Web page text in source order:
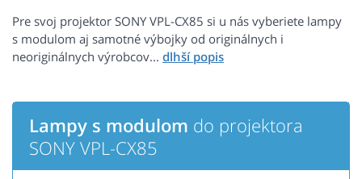
Pre svoj projektor SONY VPL-CX85 si u nás vyberiete lampy
s modulom aj samotné výbojky od originálnych i
neoriginálnych výrobcov...
Lampy s modulom do projektora
SONY VPL-CX85